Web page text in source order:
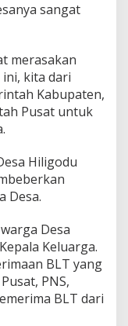
sangat
merasakan
kita dari
Kabupaten,
Pusat untuk
Hiligodu
Desa.
Desa
Keluarga.
BLT yang
PNS,
BLT dari